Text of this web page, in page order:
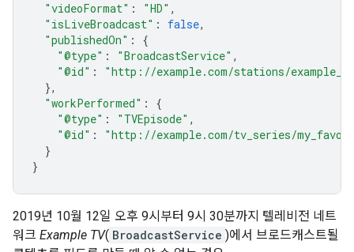
"videoFormat" : "HD" ,
"isLiveBroadcast" : false,
"publishedOn" :
{
"@type" : "BroadcastService" ,
"@id" :
"http://example.com/stations/
},
"workPerformed" :
{
"@type" : "TVEpisode" ,
"@id" :
"http://example.com/tv_series/
}
}
2019년 10월 12일 오후 9시부터 9시 30분까지 텔레비전 네트
워크 Example TV( BroadcastService )에서 브로드캐스트될